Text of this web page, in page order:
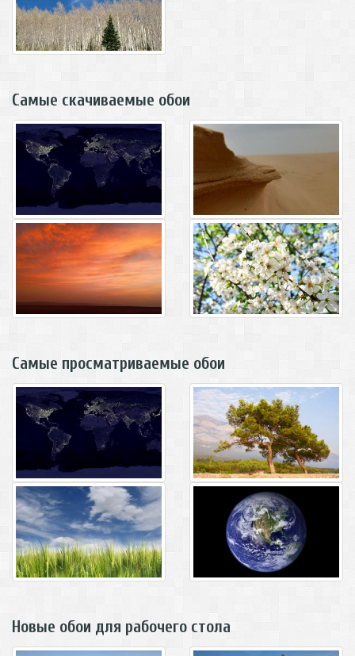
Самые скачиваемые обои
Самые просматриваемые обои
Новые обои для рабочего стола